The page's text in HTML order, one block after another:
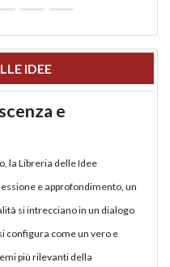
IDEE
e
la Libreria delle Idee
e approfondimento, un
si intrecciano in un dialogo
configura come un vero e
più rilevanti della